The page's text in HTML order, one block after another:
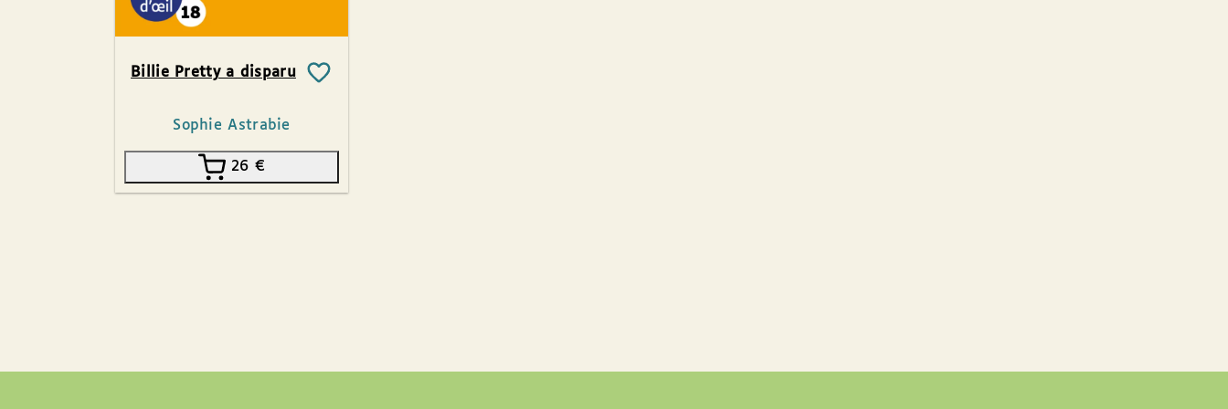
Billie Pretty a disparu
Sophie Astrabie
26 €